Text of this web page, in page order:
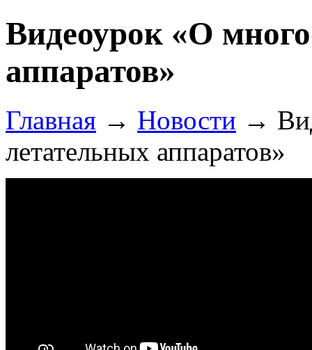
Видеоурок «О
аппаратов»
Главная → Новости →
летательных аппаратов»